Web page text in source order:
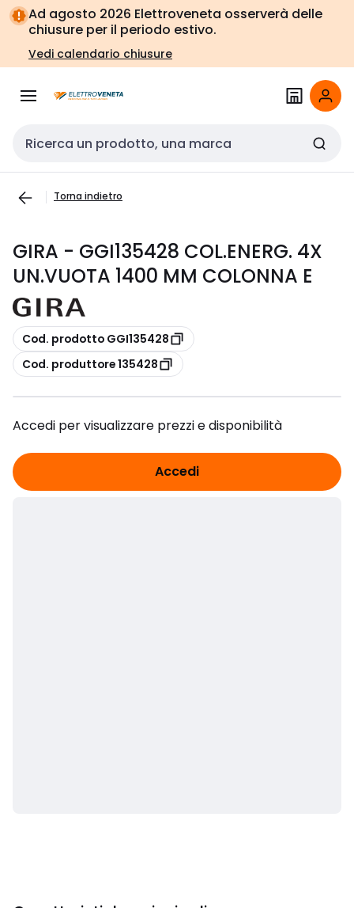
Vai alla
navigazione
Vai
alla
pagina
Ad agosto 2026 Elettroveneta osserverà delle
chiusure per il periodo estivo.
Vedi calendario chiusure
Cerca input
Torna indietro
GIRA - GGI135428 COL.ENERG. 4X
UN.VUOTA 1400 MM COLONNA E
copia
Cod. prodotto GGI135428
copia
Cod. produttore 135428
Accedi per visualizzare prezzi e disponibilità
Accedi